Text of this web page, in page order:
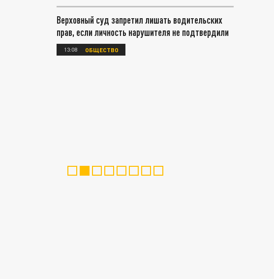
Верховный суд запретил лишать водительских
прав, если личность нарушителя не подтвердили
13:08 ОБЩЕСТВО